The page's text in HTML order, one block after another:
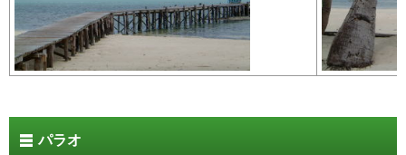
パラオ